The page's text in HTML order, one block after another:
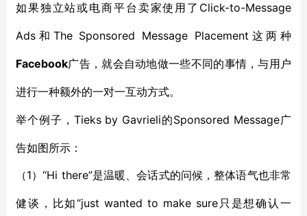
如果独立站或电商平台卖家使用了 Click-to-Message
Ads和The Sponsored Message Placement 这两种
Facebook广告，就会自动地做一些不同的事情，与用户
进行一种额外的一对一互动方式。
举个例子， Tieks by Gavrieli的Sponsored Message广
告如图所示：
（1）“Hi there”是温暖 、会话式的问候，整体语气也非常
健谈，比如“just wanted to make sure只是想确认一